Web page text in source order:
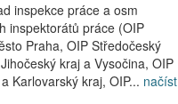
inspekce práce a osm
inspektorátů práce (OIP
Praha, OIP Středočeský
kraj a Vysočina, OIP
Karlovarský kraj, OIP... načíst